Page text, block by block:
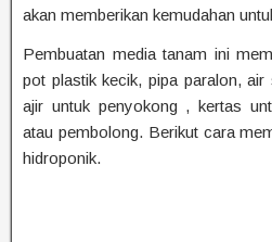
akan memberikan kemudahan
Pembuatan media tanam ini
pot plastik kecik, pipa paralon, air
ajir untuk penyokong , kertas
atau pembolong. Berikut cara
hidroponik.